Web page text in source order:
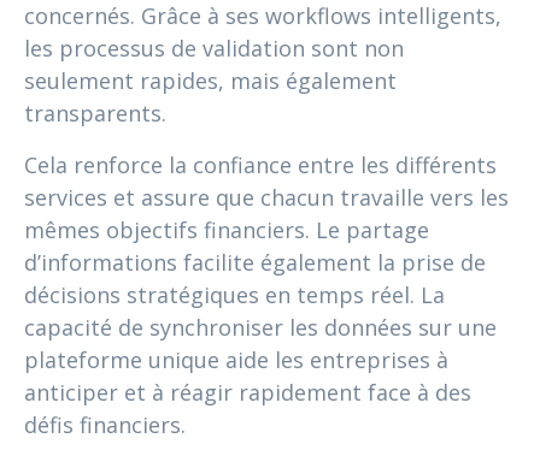
concernés. Grâce à ses workflows intelligents,
les processus de validation sont non
seulement rapides, mais également
transparents.
Cela renforce la confiance entre les différents
services et assure que chacun travaille vers les
mêmes objectifs financiers. Le partage
d’informations facilite également la prise de
décisions stratégiques en temps réel. La
capacité de synchroniser les données sur une
plateforme unique aide les entreprises à
anticiper et à réagir rapidement face à des
défis financiers.